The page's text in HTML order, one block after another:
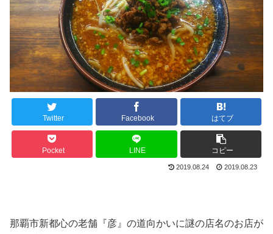
Twitter Facebook はてブ
Pocket LINE コピー
2019.08.24 2019.08.23
那覇市新都心の老舗『彦』の道向かいに謎の店名のお店が